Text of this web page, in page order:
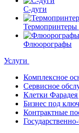
С-дуги
Термопринтеры
Флюорографы
Услуги
Комплексное
Сервисное
Клетки
Бизнес под ключ
Контрактные